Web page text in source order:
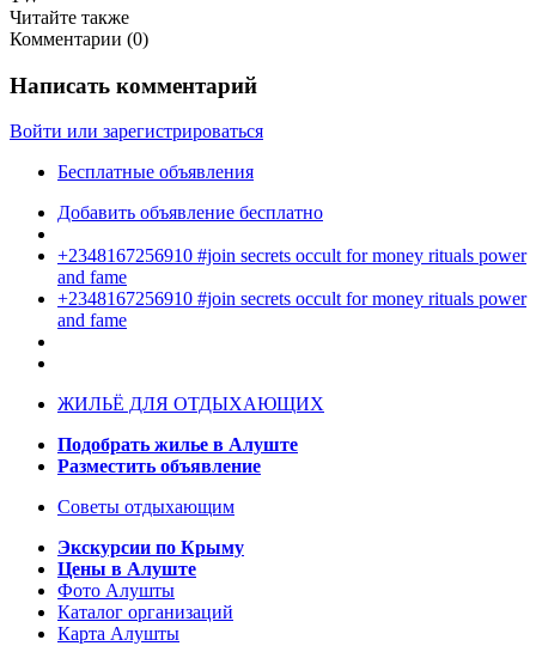
Читайте также
Комментарии (0)
Написать комментарий
Войти или зарегистрироваться
Бесплатные объявления
Добавить объявление бесплатно
+2348167256910 #join secrets occult for money rituals power
and fame
+2348167256910 #join secrets occult for money rituals power
and fame
ЖИЛЬЁ ДЛЯ ОТДЫХАЮЩИХ
Подобрать жилье в Алуште
Разместить объявление
Советы отдыхающим
Экскурсии по Крыму
Цены в Алуште
Фото Алушты
Каталог организаций
Карта Алушты